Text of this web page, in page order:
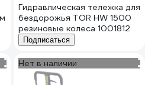
Гидравлическая тележка для
бездорожья TOR HW 1500
резиновые колеса 1001812
Подписаться
Нет в наличии